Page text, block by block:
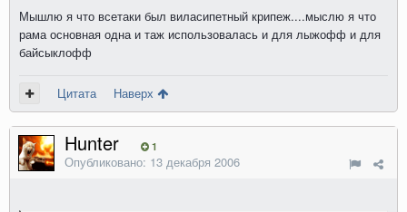
Мышлю я что всетаки был виласипетный крипеж....мыслю я что
рама основная одна и таж использовалась и для лыжофф и для
байсыклофф
Цитата Наверх
Hunter 1
Опубликовано: 13 декабря 2006